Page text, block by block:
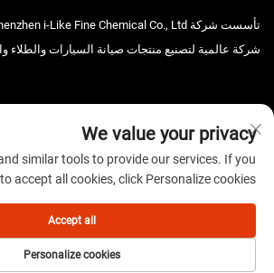
شركة عالمية لتصنيع منتجات صيانة السيارات والطلاء
حقوق الطبع والنشر © 2025 شركة
We value your privacy
similar tools to provide our services. If you
accept all cookies, click Personalize cookies.
Personalize cookies
Accept all